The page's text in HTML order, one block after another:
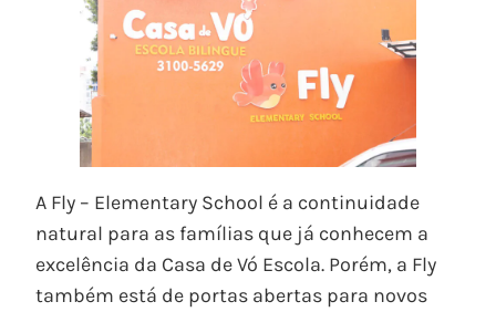
A Fly – Elementary School é a continuidade
natural para as famílias que já conhecem a
excelência da Casa de Vó Escola. Porém, a Fly
também está de portas abertas para novos